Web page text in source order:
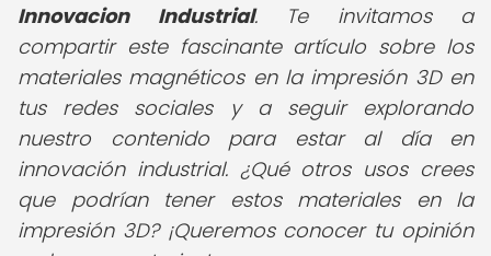
Innovacion Industrial. Te invitamos a
compartir este fascinante artículo sobre los
materiales magnéticos en la impresión 3D en
tus redes sociales y a seguir explorando
nuestro contenido para estar al día en
innovación industrial. ¿Qué otros usos crees
que podrían tener estos materiales en la
impresión 3D? ¡Queremos conocer tu opinión